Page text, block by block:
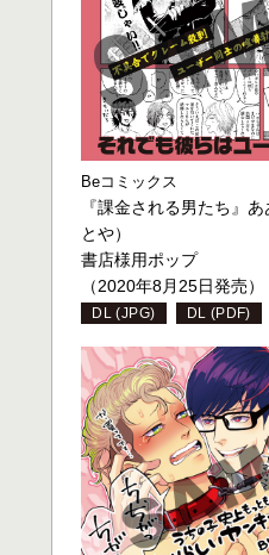
Beコミックス
『課金される男たち』
とや）
書店様用ポップ
（2020年8月25日発売）
DL (JPG) DL (PDF)